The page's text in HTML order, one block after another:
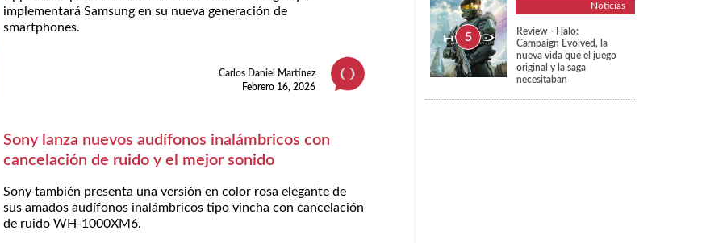
implementará Samsung en su nueva generación de
smartphones.
Carlos Daniel Martínez
Febrero 16, 2026
Sony lanza nuevos audífonos inalámbricos con
cancelación de ruido y el mejor sonido
Sony también presenta una versión en color rosa elegante de
sus amados audífonos inalámbricos tipo vincha con cancelación
de ruido WH-1000XM6.
Noticias
Review - Halo:
Campaign Evolved, la
nueva vida que el juego
original y la saga
necesitaban